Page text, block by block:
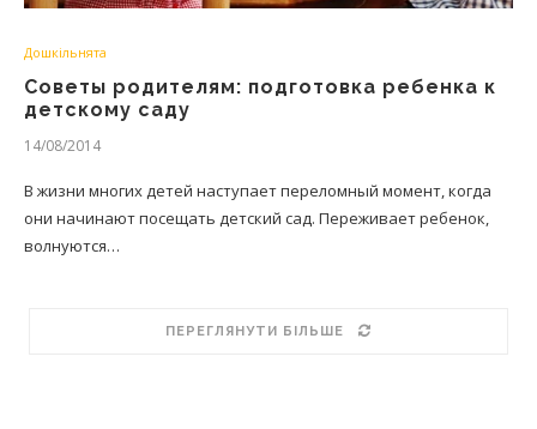
Дошкільнята
Советы родителям: подготовка ребенка к
детскому саду
14/08/2014
В жизни многих детей наступает переломный момент, когда
они начинают посещать детский сад. Переживает ребенок,
волнуются…
ПЕРЕГЛЯНУТИ БІЛЬШЕ